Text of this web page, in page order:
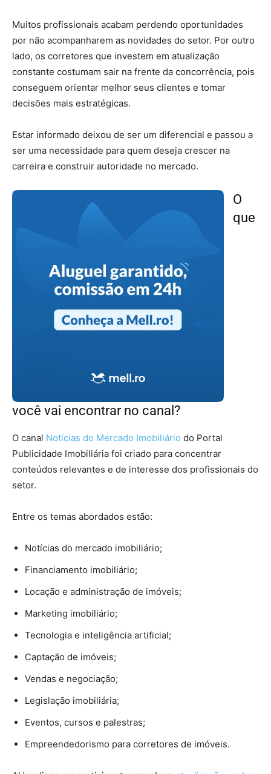
Muitos profissionais acabam perdendo oportunidades
por não acompanharem as novidades do setor. Por outro
lado, os corretores que investem em atualização
constante costumam sair na frente da concorrência, pois
conseguem orientar melhor seus clientes e tomar
decisões mais estratégicas.
Estar informado deixou de ser um diferencial e passou a
ser uma necessidade para quem deseja crescer na
carreira e construir autoridade no mercado.
O
que
você vai encontrar no canal?
O canal Notícias do Mercado Imobiliário do Portal
Publicidade Imobiliária foi criado para concentrar
conteúdos relevantes e de interesse dos profissionais do
setor.
Entre os temas abordados estão:
Notícias do mercado imobiliário;
Financiamento imobiliário;
Locação e administração de imóveis;
Marketing imobiliário;
Tecnologia e inteligência artificial;
Captação de imóveis;
Vendas e negociação;
Legislação imobiliária;
Eventos, cursos e palestras;
Empreendedorismo para corretores de imóveis.